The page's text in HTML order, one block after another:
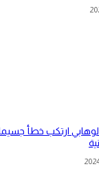
ارتكب خطأ